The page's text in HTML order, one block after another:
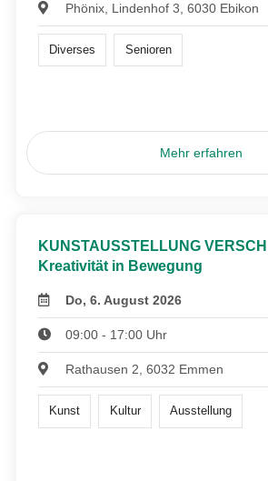
Phönix, Lindenhof 3, 6030 Ebikon
Diverses Senioren
Mehr erfahren
KUNSTAUSSTELLUNG
Kreativität in Bewegung
Do, 6. August 2026
09:00 - 17:00 Uhr
Rathausen 2, 6032 Emmen
Kunst Kultur Ausstellung